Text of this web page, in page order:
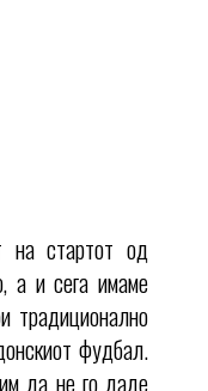
на стартот од
а и сега имаме
традиционално
фудбал.
да не го даде